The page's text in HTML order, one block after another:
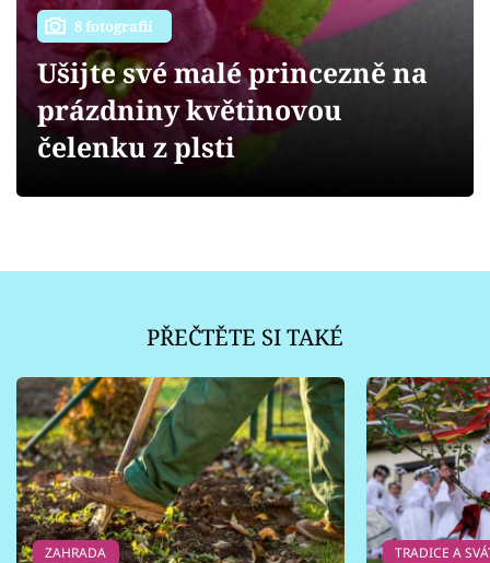
Přihlášení
Sledujte nás
8 fotografií
Ušijte své malé princezně na
prázdniny květinovou
čelenku z plsti
PŘEČTĚTE SI TAKÉ
ZAHRADA TRADICE A